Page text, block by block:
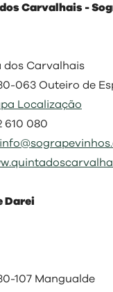
Carvalhais -
dos Carvalhais
Outeiro de
Localização
610 080
Darei
Mangualde